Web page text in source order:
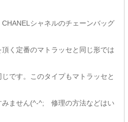
シャネルのチェーンバッグ
く定番のマトラッセと同じ形では
です。このタイプもマトラッセと
ません(^-^; 修理の方法などはい